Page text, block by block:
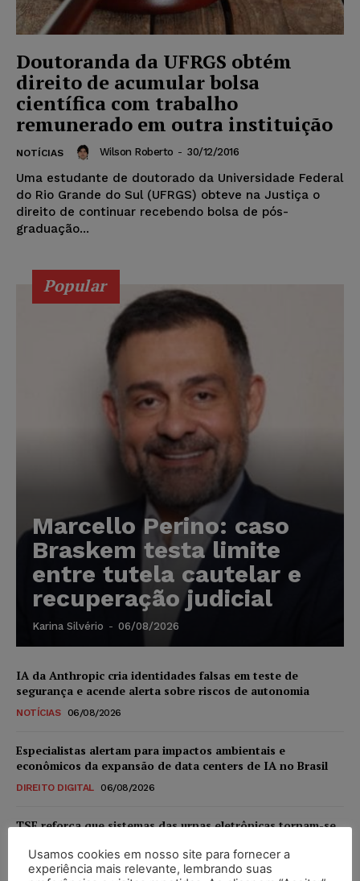
Doutoranda da UFRGS obtém
direito de acumular bolsa
científica com trabalho
remunerado em outra instituição
NOTÍCIAS Wilson Roberto - 30/12/2016
Uma estudante de doutorado da Universidade Federal
do Rio Grande do Sul (UFRGS) obteve na Justiça o
direito de continuar recebendo bolsa de pós-
graduação...
Popular
Marcello Perino: caso
Braskem testa limite
entre tutela cautelar e
recuperação judicial
Karina Silvério - 06/08/2026
IA da Anthropic cria identidades falsas em teste de
segurança e acende alerta sobre riscos de autonomia
NOTÍCIAS 06/08/2026
Especialistas alertam para impactos ambientais e
econômicos da expansão de data centers de IA no Brasil
DIREITO DIGITAL 06/08/2026
TSE reforça que sistemas das urnas eletrônicas tornam-se
NOTÍCIAS 06/08/2026
Usamos cookies em nosso site para fornecer a
experiência mais relevante, lembrando suas